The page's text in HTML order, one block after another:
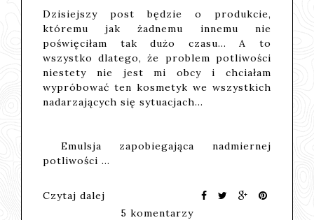
Dzisiejszy post będzie o produkcie,
któremu jak żadnemu innemu nie
poświęciłam tak dużo czasu... A to
wszystko dlatego, że problem potliwości
niestety nie jest mi obcy i chciałam
wypróbować ten kosmetyk we wszystkich
nadarzających się sytuacjach...
Emulsja zapobiegająca nadmiernej
potliwości …
Czytaj dalej
5 komentarzy